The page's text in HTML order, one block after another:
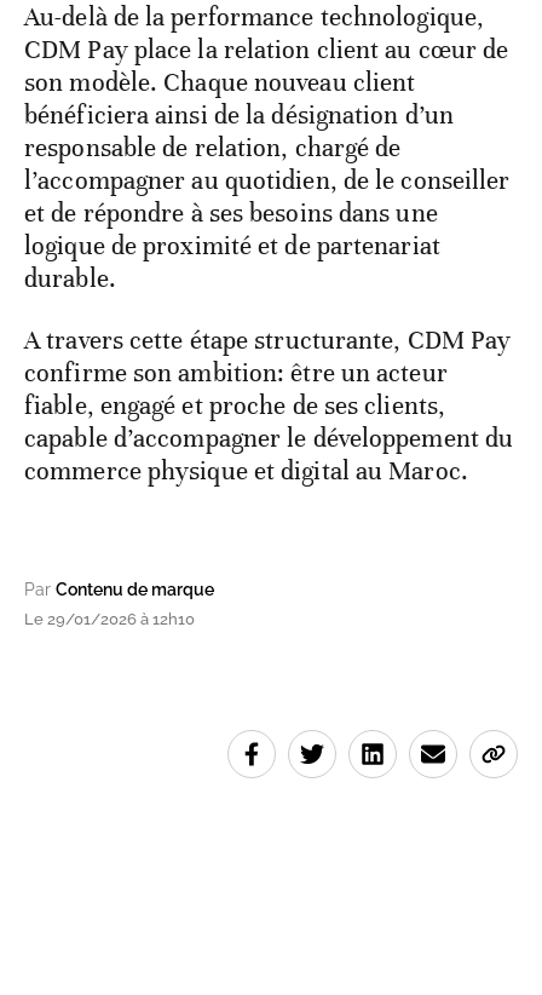
Au-delà de la performance technologique,
CDM Pay place la relation client au cœur de
son modèle. Chaque nouveau client
bénéficiera ainsi de la désignation d’un
responsable de relation, chargé de
l’accompagner au quotidien, de le conseiller
et de répondre à ses besoins dans une
logique de proximité et de partenariat
durable.
A travers cette étape structurante, CDM Pay
confirme son ambition: être un acteur
fiable, engagé et proche de ses clients,
capable d’accompagner le développement du
commerce physique et digital au Maroc.
Par Contenu de marque
Le 29/01/2026 à 12h10